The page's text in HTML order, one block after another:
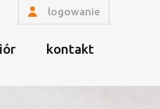
logowanie
kontakt